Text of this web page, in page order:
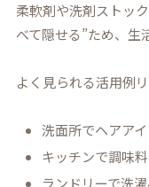
柔軟剤や洗剤ストッ
べて隠せる”ため、生
よく見られる活用例
洗面所でヘアア
キッチンで調味
ランドリーで洗